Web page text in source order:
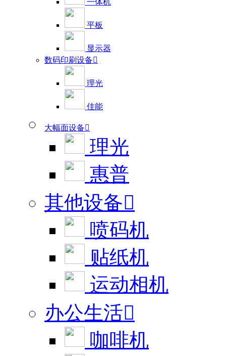
一体机
平板
显示器
数码印刷设备
理光
佳能
大幅面设备
理光
惠普
其他设备
喷码机
贴纸机
运动相机
办公生活
咖啡机